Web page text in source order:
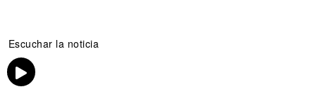
Escuchar la noticia